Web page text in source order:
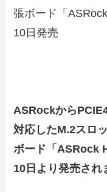
張ボード「
10日発売
ASRockから
対応したM.2スロ
ボード「ASRock
10日より発売され